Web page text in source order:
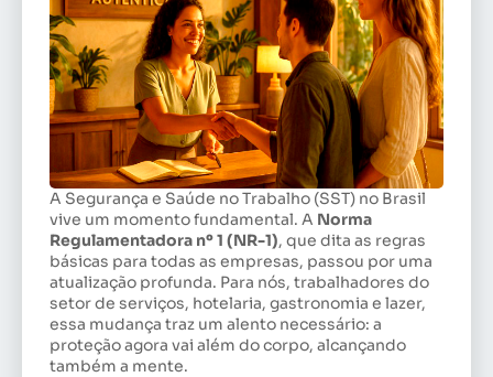
A Segurança e Saúde no Trabalho (SST) no Brasil
vive um momento fundamental. A Norma
Regulamentadora nº 1 (NR-1), que dita as regras
básicas para todas as empresas, passou por uma
atualização profunda. Para nós, trabalhadores do
setor de serviços, hotelaria, gastronomia e lazer,
essa mudança traz um alento necessário: a
proteção agora vai além do corpo, alcançando
também a mente.